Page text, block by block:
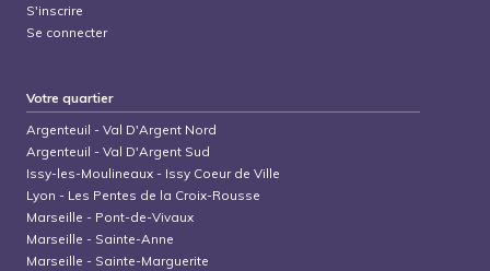
S'inscrire
Se connecter
Votre quartier
Argenteuil -Val D'Argent Nord
Argenteuil -Val D'Argent Sud
Issy-les-Moulineaux - Issy Coeur de Ville
Lyon - Les Pentes de la Croix-Rousse
Marseille - Pont-de-Vivaux
Marseille - Sainte-Anne
Marseille - Sainte-Marguerite